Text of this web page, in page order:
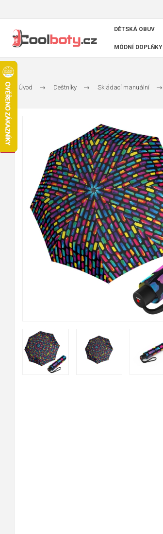
DĚTSKÁ OBUV
MÓDNÍ DOPLŇKY
Úvod Deštníky Skládací manuální